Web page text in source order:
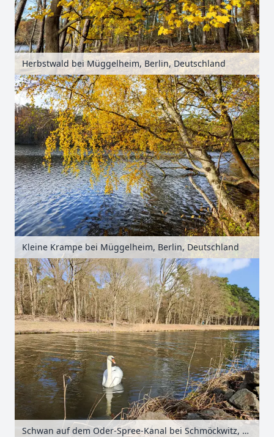
Herbstwald bei Müggelheim, Berlin, Deutschland
Kleine Krampe bei Müggelheim, Berlin, Deutschland
Schwan auf dem Oder-Spree-Kanal bei Schmöckwitz, Berlin, Deutschland